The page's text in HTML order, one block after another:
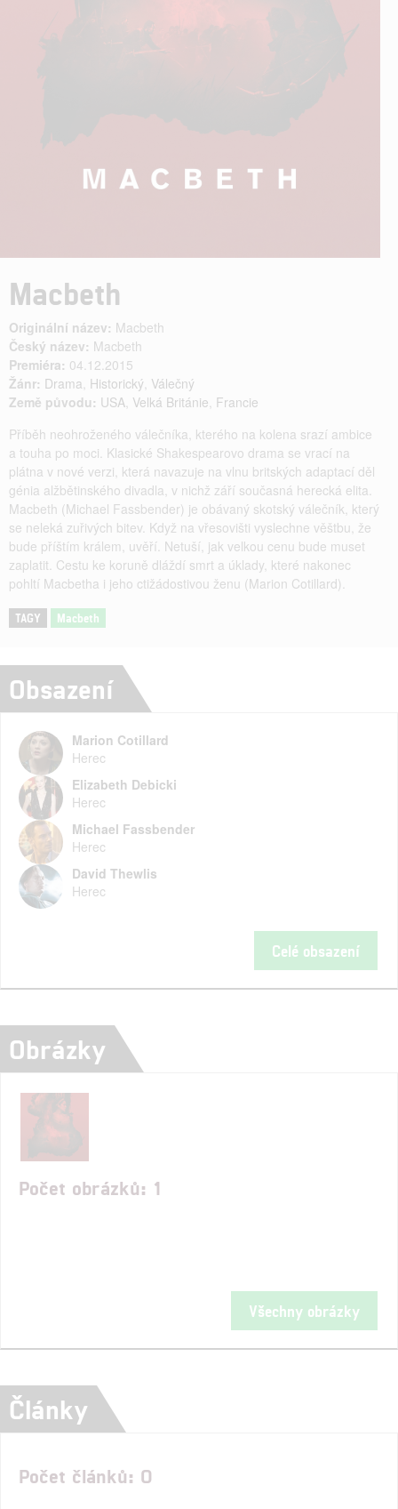
Macbeth
Originální název: Macbeth
Český název: Macbeth
Premiéra: 04.12.2015
Žánr: Drama, Historický, Válečný
Země původu: USA, Velká Británie, Francie
Příběh neohroženého válečníka, kterého na kolena srazí ambice
a touha po moci. Klasické Shakespearovo drama se vrací na
plátna v nové verzi, která navazuje na vlnu britských adaptací děl
génia alžbětinského divadla, v nichž září současná herecká elita.
Macbeth (Michael Fassbender) je obávaný skotský válečník, který
se neleká zuřivých bitev. Když na vřesovišti vyslechne věštbu, že
bude příštím králem, uvěří. Netuší, jak velkou cenu bude muset
zaplatit. Cestu ke koruně dláždí smrt a úklady, které nakonec
pohltí Macbetha i jeho ctižádostivou ženu (Marion Cotillard).
TAGY Macbeth
Obsazení
Marion Cotillard
Herec
Elizabeth Debicki
Herec
Michael Fassbender
Herec
David Thewlis
Herec
Celé obsazení
Obrázky
Počet obrázků: 1
Všechny obrázky
Články
Počet článků: 0